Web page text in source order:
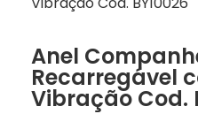
Anel
Recarregável
Vibração Cod.